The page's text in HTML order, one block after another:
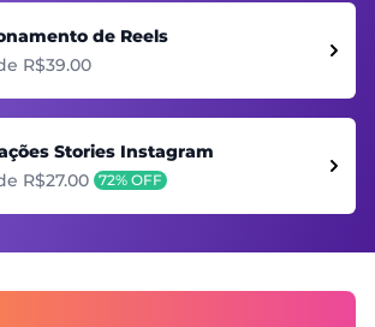
de Reels
R$39.00
Stories Instagram
R$27.00 72% OFF